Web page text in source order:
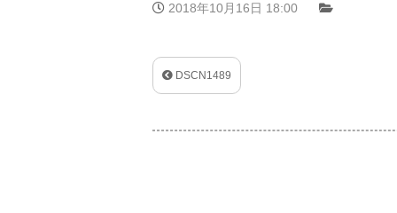
2018年10月16日 18:00
DSCN1489